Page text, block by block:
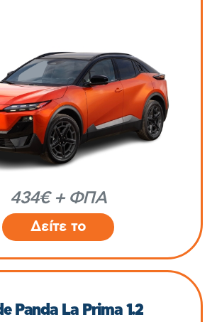
434€ + ΦΠΑ
Δείτε το
Panda La Prima 1.2